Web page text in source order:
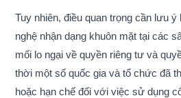
Tuy nhiên, điều quan trọng cần lưu
nghệ nhận dạng khuôn mặt tại các
mối lo ngại về quyền riêng tư và
thời một số quốc gia và tổ chức đã
hoặc hạn chế đối với việc sử dụng